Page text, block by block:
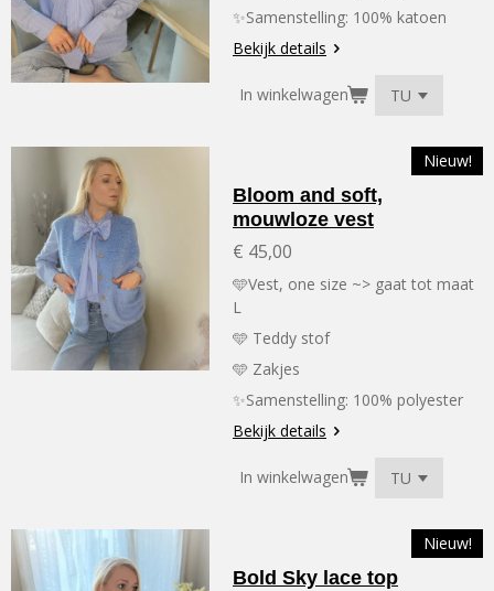
✨Samenstelling: 100% katoen
Bekijk details
In winkelwagen
Nieuw!
Bloom and soft,
mouwloze vest
€ 45,00
🩵Vest, one size ~> gaat tot maat
L
🩵 Teddy stof
🩵 Zakjes
✨Samenstelling: 100% polyester
Bekijk details
In winkelwagen
Nieuw!
Bold Sky lace top